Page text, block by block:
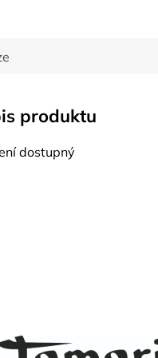
produktu
dostupný